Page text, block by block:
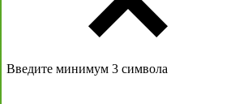
Введите минимум 3 символа